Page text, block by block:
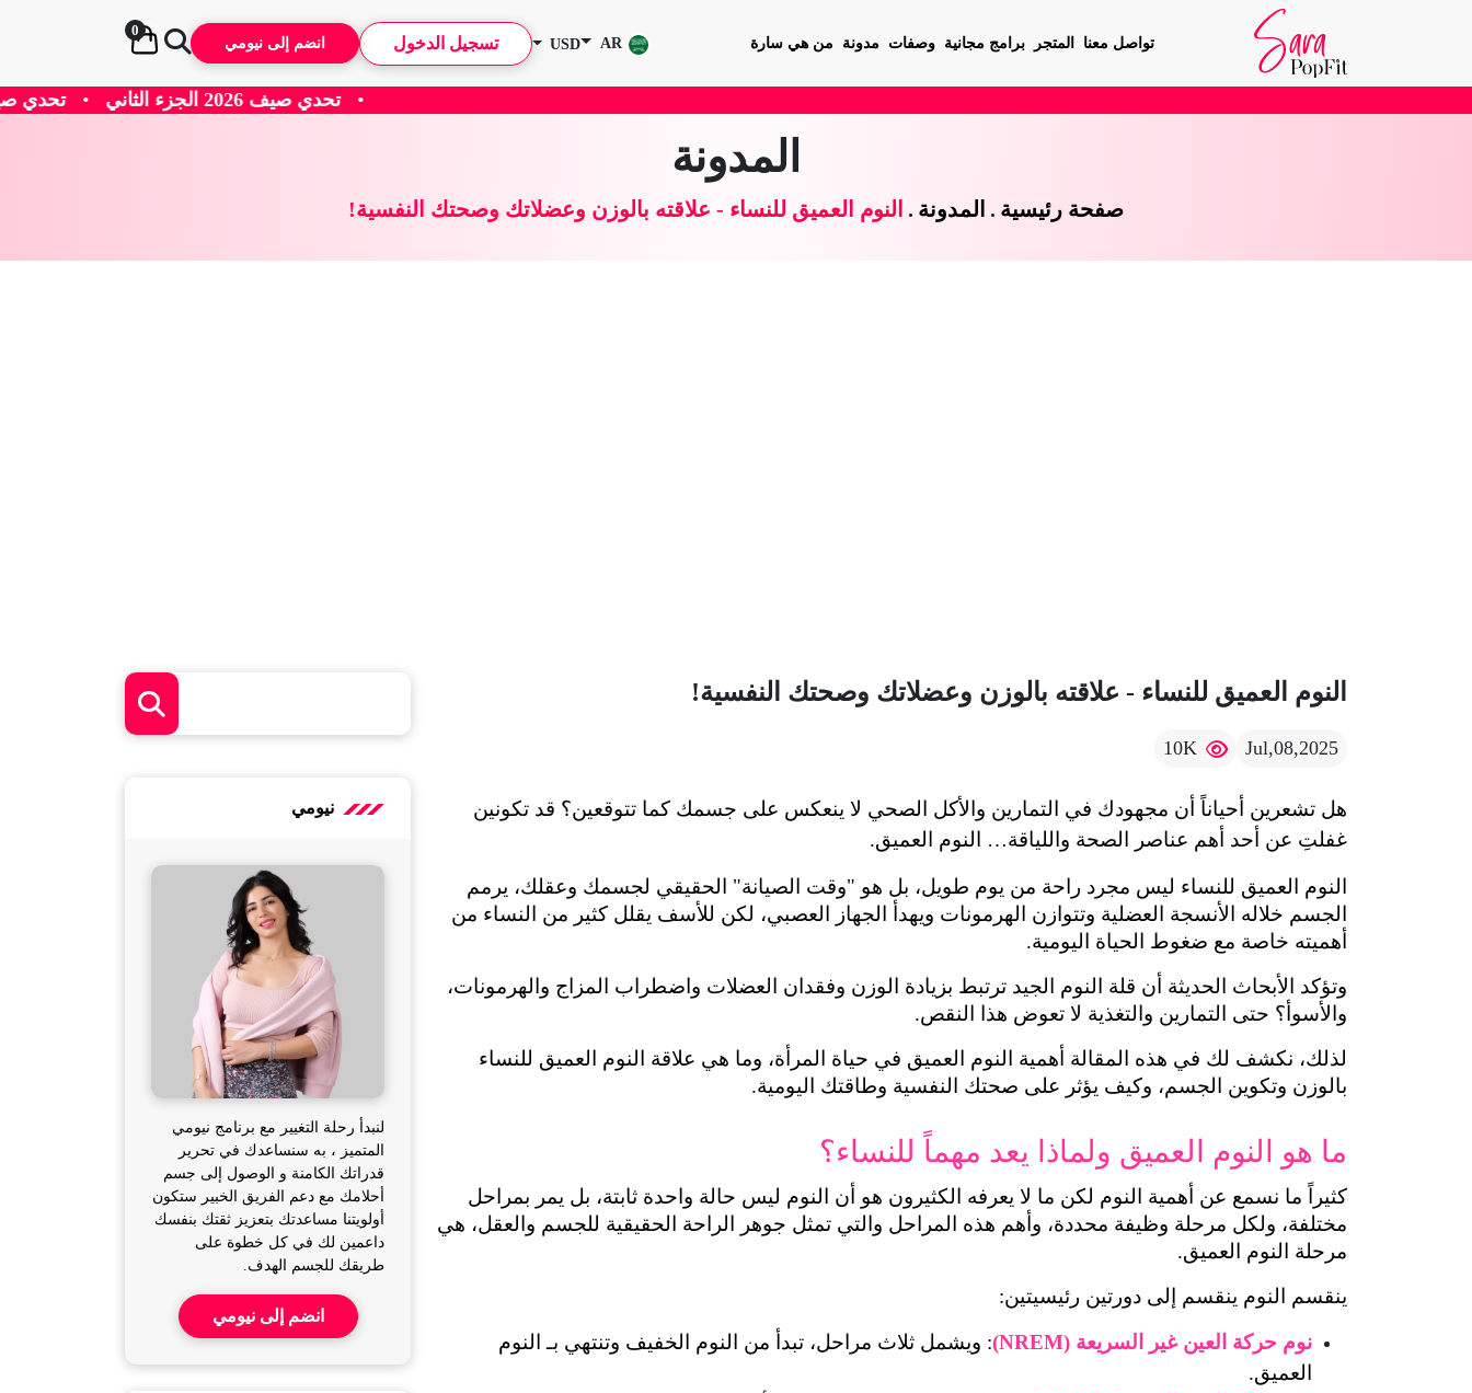
تواصل معنا المتجر برامج مجانية وصفات مدونة من هي سارة AR
USD تسجيل الدخول انضم إلى نيومي
0
• تحدي صيف 2026 الجزء الاول
المدونة
صفحة رئيسية . المدونة . النوم العميق للنساء - علاقته بالوزن وعضلاتك وصحتك النفسية!
النوم العميق للنساء - علاقته بالوزن وعضلاتك وصحتك النفسية!
Jul,08,2025
10K
غفلتِ عن أحد أهم عناصر الصحة واللياقة… النوم العميق.
أهميته خاصة مع ضغوط الحياة اليومية.
والأسوأ؟ حتى التمارين والتغذية لا تعوض هذا النقص.
بالوزن وتكوين الجسم، وكيف يؤثر على صحتك النفسية وطاقتك اليومية.
ما هو النوم العميق ولماذا يعد مهماً للنساء؟
مرحلة النوم العميق.
ينقسم النوم ينقسم إلى دورتين رئيسيتين:
نوم حركة العين غير السريعة (NREM)
العميق.
نيومي
لنبدأ رحلة التغيير مع برنامج نيومي
المتميز ، به سنساعدك في تحرير
قدراتك الكامنة و الوصول إلى جسم
أحلامك مع دعم الفريق الخبير ستكون
أولويتنا مساعدتك بتعزيز ثقتك بنفسك
داعمين لك في كل خطوة على
طريقك للجسم الهدف.
انضم إلى نيومي